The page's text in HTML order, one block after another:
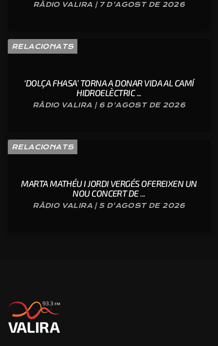
RÀDIO VALIRA | 7 D'AGOST DE 2026
RELACIONATS
‘DOLÇA FHASA’ TORNA A DONAR VIDA AL CAMÍ
HIDROELÈCTRIC ...
RÀDIO VALIRA | 6 D'AGOST DE 2026
RELACIONATS
MARTA MATHÉU I JORDI VERGÉS OFEREIXEN UN
NOU CONCERT DE ...
RÀDIO VALIRA | 5 D'AGOST DE 2026